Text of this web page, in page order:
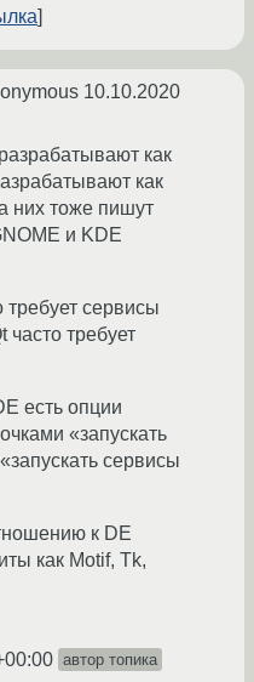
10.10.2020
как
как
них тоже пишут
и KDE
сервисы
часто требует
есть опции
«запускать
сервисы
к DE
как Motif, Tk,
автор топика